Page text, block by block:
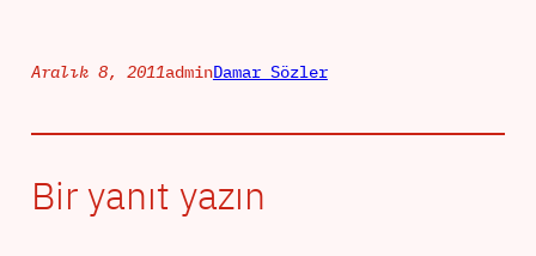
Aralık 8, 2011adminDamar Sözler
Bir yanıt yazın